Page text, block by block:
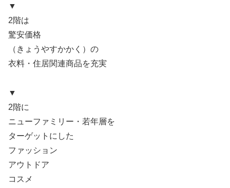
▼
2階は
驚安価格
（きょうやすかかく）の
衣料・住居関連商品を充実
▼
2階に
ニューファミリー・若年層を
ターゲットにした
ファッション
アウトドア
コスメ